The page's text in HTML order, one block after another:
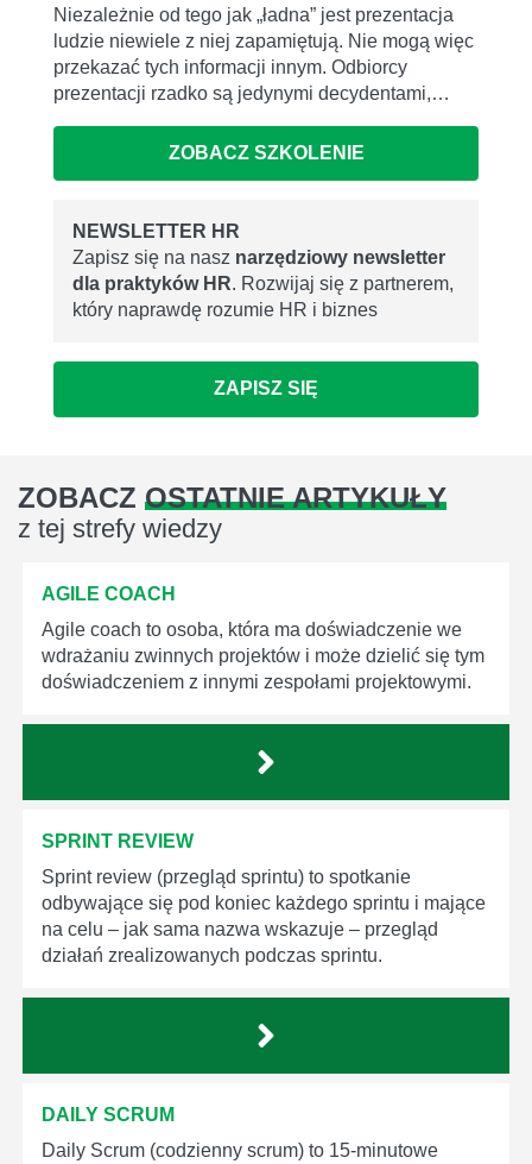
Niezależnie od tego jak „ładna” jest prezentacja
ludzie niewiele z niej zapamiętują. Nie mogą więc
przekazać tych informacji innym. Odbiorcy
prezentacji rzadko są jedynymi decydentami,…
ZOBACZ SZKOLENIE
NEWSLETTER HR
Zapisz się na nasz narzędziowy newsletter
dla praktyków HR. Rozwijaj się z partnerem,
który naprawdę rozumie HR i biznes
ZAPISZ SIĘ
ZOBACZ OSTATNIE ARTYKUŁY
z tej strefy wiedzy
AGILE COACH
Agile coach to osoba, która ma doświadczenie we
wdrażaniu zwinnych projektów i może dzielić się tym
doświadczeniem z innymi zespołami projektowymi.
SPRINT REVIEW
Sprint review (przegląd sprintu) to spotkanie
odbywające się pod koniec każdego sprintu i mające
na celu – jak sama nazwa wskazuje – przegląd
działań zrealizowanych podczas sprintu.
DAILY SCRUM
Daily Scrum (codzienny scrum) to 15-minutowe